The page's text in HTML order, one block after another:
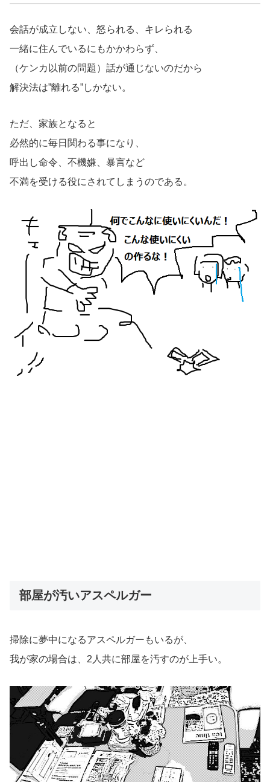
会話が成立しない、怒られる、キレられる
一緒に住んでいるにもかかわらず、
（ケンカ以前の問題）話が通じないのだから
解決法は”離れる”しかない。
ただ、家族となると
必然的に毎日関わる事になり、
呼出し命令、不機嫌、暴言など
不満を受ける役にされてしまうのである。
部屋が汚いアスペルガー
掃除に夢中になるアスペルガーもいるが、
我が家の場合は、2人共に部屋を汚すのが上手い。